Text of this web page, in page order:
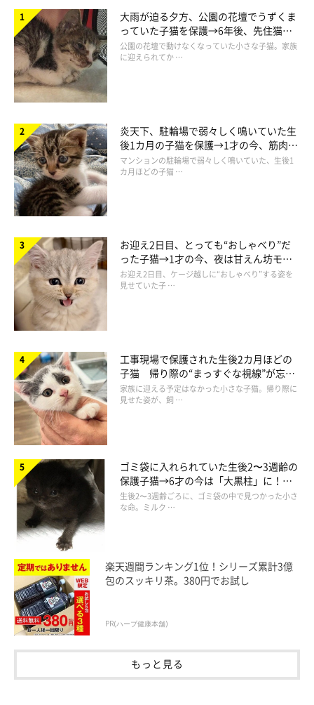
現在もスクスクと成長している真珠ちゃん。
@shi0814chi
取材時、真珠ちゃんは生後9カ月になりました。体が大きくなっ
印象です」と飼い主さん。顔つきもまだまだ子どもっぽいそう
で、大きな赤ちゃんのようなのだとか。
大雨が迫る夕方、公園の花壇でうずくま
っていた子猫を保護→6年後、先住猫
と“姉妹”のような関係に
公園の花壇で動けなくなっていた小さな子猫。家族
に迎えられてか …
炎天下、駐輪場で弱々しく鳴いていた生
後1カ月の子猫を保護→1才の今、筋肉質
でツンデレなコに成長
マンションの駐輪場で弱々しく鳴いていた、生後1
カ月ほどの子猫 …
お迎え2日目、とっても“おしゃべり”だ
った子猫→1才の今、夜は甘えん坊モー
ドになるコに成長！
お迎え2日目、ケージ越しに“おしゃべり”する姿を
見せていた子 …
工事現場で保護された生後2カ月ほどの
子猫 帰り際の“まっすぐな視線”が忘れ
られず、家族の一員に
家族に迎える予定はなかった小さな子猫。帰り際に
見せた姿が、飼 …
ゴミ袋に入れられていた生後2〜3週齢の
保護子猫→6才の今は「大黒柱」に！
美しい黒猫に成長した姿にグッとくる
生後2〜3週齢ごろに、ゴミ袋の中で見つかった小さ
な命。ミルク …
楽天週間ランキング1位！シリーズ累計3億
包のスッキリ茶。380円でお試し
PR(ハーブ健康本舗)
もっと見る